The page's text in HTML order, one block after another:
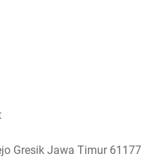
Gresik Jawa Timur 61177